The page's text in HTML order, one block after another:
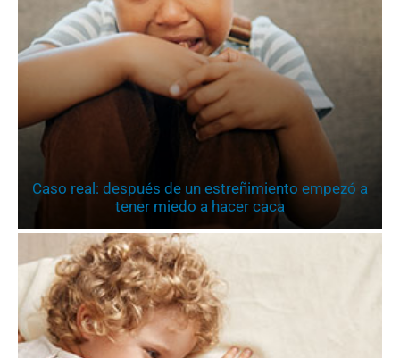
Caso real: después de un estreñimiento empezó a
tener miedo a hacer caca